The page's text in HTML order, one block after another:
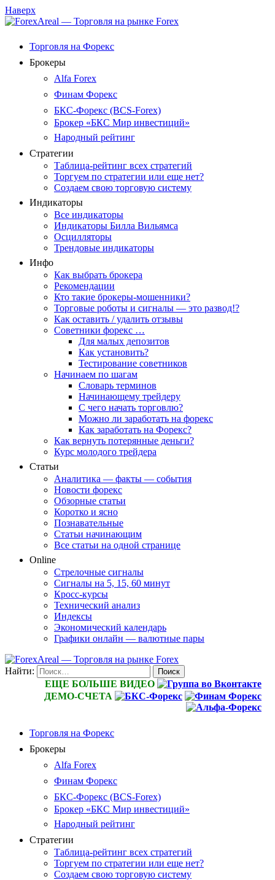
Наверх
Торговля на Форекс
Брокеры
Alfa Forex
Финам Форекс
БКС-Форекс (BCS-Forex)
Брокер «БКС Мир инвестиций»
Народный рейтинг
Стратегии
Таблица-рейтинг всех стратегий
Торгуем по стратегии или еще нет?
Создаем свою торговую систему
Индикаторы
Все индикаторы
Индикаторы Билла Вильямса
Осцилляторы
Трендовые индикаторы
Инфо
Как выбрать брокера
Рекомендации
Кто такие брокеры-мошенники?
Торговые роботы и сигналы — это развод!?
Как оставить / удалить отзывы
Советники форекс …
Для малых депозитов
Как установить?
Тестирование советников
Начинаем по шагам
Словарь терминов
Начинающему трейдеру
С чего начать торговлю?
Можно ли заработать на форекс
Как заработать на Форекс?
Как вернуть потерянные деньги?
Курс молодого трейдера
Статьи
Аналитика — факты — события
Новости форекс
Обзорные статьи
Коротко и ясно
Познавательные
Статьи начинающим
Все статьи на одной странице
Online
Стрелочные сигналы
Сигналы на 5, 15, 60 минут
Кросс-курсы
Технический анализ
Индексы
Экономический календарь
Графики онлайн — валютные пары
Найти:
ЕЩЕ БОЛЬШЕ ВИДЕО
ДЕМО-СЧЕТА
Торговля на Форекс
Брокеры
Alfa Forex
Финам Форекс
БКС-Форекс (BCS-Forex)
Брокер «БКС Мир инвестиций»
Народный рейтинг
Стратегии
Таблица-рейтинг всех стратегий
Торгуем по стратегии или еще нет?
Создаем свою торговую систему